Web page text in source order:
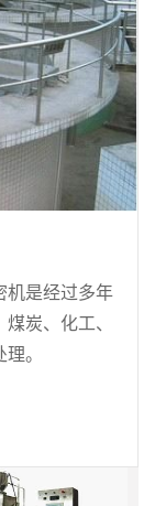
机是经过多年
炭、化工、
。